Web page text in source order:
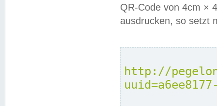
QR-Code von 4cm ×
ausdrucken, so setzt
http://